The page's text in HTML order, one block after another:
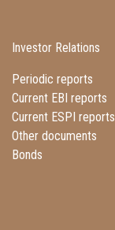
Investor Relations
Periodic reports
Current EBI reports
Current ESPI reports
Other documents
Bonds